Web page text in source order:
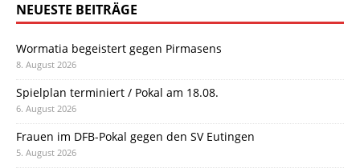
NEUESTE BEITRÄGE
Wormatia begeistert gegen Pirmasens
8. August 2026
Spielplan terminiert / Pokal am 18.08.
6. August 2026
Frauen im DFB-Pokal gegen den SV Eutingen
5. August 2026